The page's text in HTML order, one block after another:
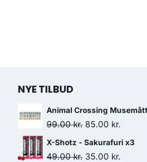
NYE TILBUD
Animal Crossing
99.00kr. Original
price
was:
85.00 kr.
price
X-Shotz - Sakurafuri x3
49.00kr. Original
35.00 kr.